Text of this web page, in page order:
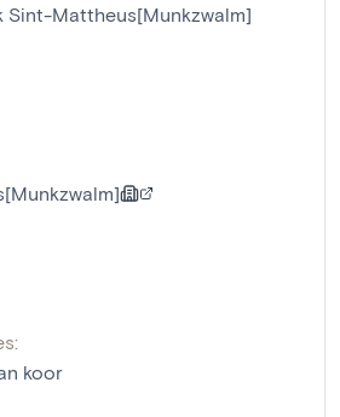
Sint-Mattheus[Munkzwalm]
koor